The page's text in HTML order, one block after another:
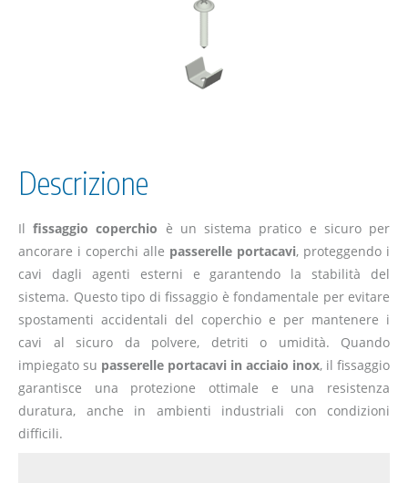
Descrizione
Ilfissaggio coperchio è un sistema pratico e sicuro per
ancorare i coperchi alle passerelle portacavi, proteggendo i
cavi dagli agenti esterni e garantendo la stabilità del
sistema. Questo tipo di fissaggio è fondamentale per evitare
spostamenti accidentali del coperchio e per mantenere i
cavi al sicuro da polvere, detriti o umidità. Quando
impiegato su passerelle portacavi in acciaio inox, il fissaggio
garantisce una protezione ottimale e una resistenza
duratura, anche in ambienti industriali con condizioni
difficili.